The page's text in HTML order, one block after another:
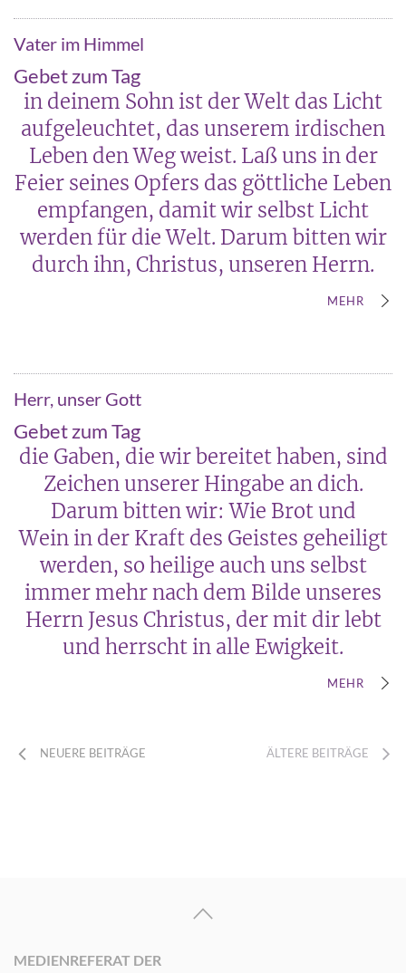
Vater im Himmel
Gebet zum Tag
in deinem Sohn ist der Welt das Licht
aufgeleuchtet, das unserem irdischen
Leben den Weg weist. Laß uns in der
Feier seines Opfers das göttliche Leben
empfangen, damit wir selbst Licht
werden für die Welt. Darum bitten wir
durch ihn, Christus, unseren Herrn.
MEHR
Herr, unser Gott
Gebet zum Tag
die Gaben, die wir bereitet haben, sind
Zeichen unserer Hingabe an dich.
Darum bitten wir: Wie Brot und
Wein in der Kraft des Geistes geheiligt
werden, so heilige auch uns selbst
immer mehr nach dem Bilde unseres
Herrn Jesus Christus, der mit dir lebt
und herrscht in alle Ewigkeit.
MEHR
NEUERE BEITRÄGE ÄLTERE BEITRÄGE
MEDIENREFERAT DER